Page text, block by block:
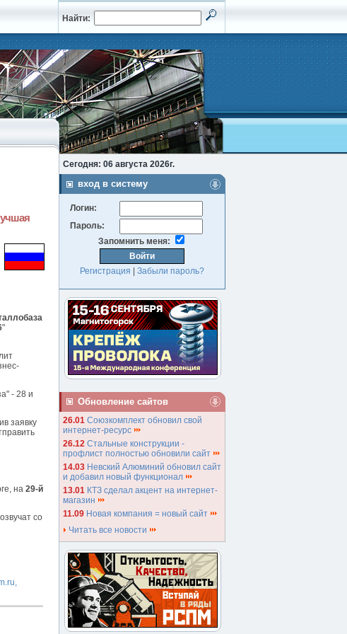
Найти:
"
- 28 и
заявку
на 29-й
со
Сегодня: 06 августа 2026г.
вход в систему
Логин:
Пароль:
Запомнить меня:
Регистрация Забыли пароль?
Обновление сайтов
26.01 Союзкомплект обновил свой
интернет-ресурс
26.12 Стальные конструкции -
профлист полностью обновили сайт
14.03 Невский Алюминий обновил сайт
и добавил новый функционал
13.01 КТЗ сделал акцент на интернет-
магазин
11.09 Новая компания = новый сайт
Читать все новости